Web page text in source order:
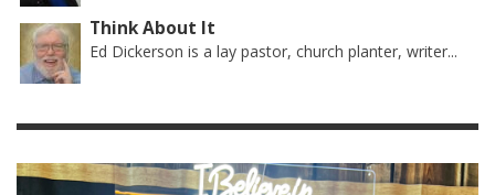
Think About It
Ed Dickerson is a lay pastor, church planter, writer...